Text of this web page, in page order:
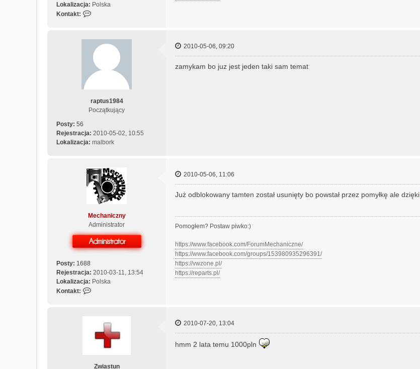
Lokalizacja: Polska
Kontakt:
n
a
k
t
s
i
z
M
a
n
z
n
raptus1984
Początkujący
Posty: 56
Rejestracja: 2010-05-02, 10:55
Lokalizacja: malbork
2010-05-06, 09:20
zamykam bo juz jest jeden taki sam temat
Mechaniczny
Administrator
Posty: 1688
Rejestracja: 2010-03-11, 13:54
Lokalizacja: Polska
Kontakt:
a
2010-05-06, 11:06
Już odblokowany tamten został usunięty bo powstał przez pomyłkę ale dzięki
Pomogłem? Postaw piwko:)
https://www.facebook.com/ForumMechaniczne/
https://www.facebook.com/groups/153980935296391/
https://vwzone.pl/
https://reparts.pl/
Zwiastun
2010-07-20, 13:04
hmm 2 lata temu 1000pln